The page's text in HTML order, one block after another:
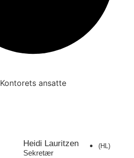
Kontorets ansatte
Heidi Lauritzen (HL)
Sekretær